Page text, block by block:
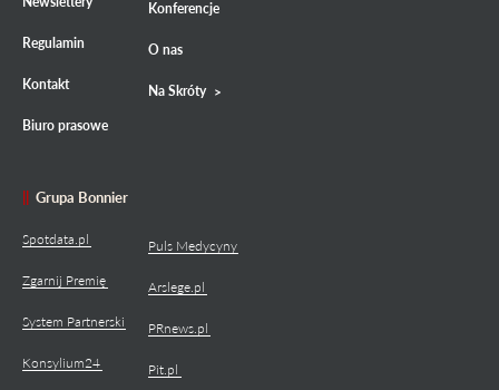
Regulamin
Kontakt
Biuro prasowe
Konferencje
O nas
Na Skróty
Grupa Bonnier
Spotdata.pl
Zgarnij Premię
System Partnerski
Konsylium24
Puls Medycyny
Arslege.pl
PRnews.pl
Pit.pl